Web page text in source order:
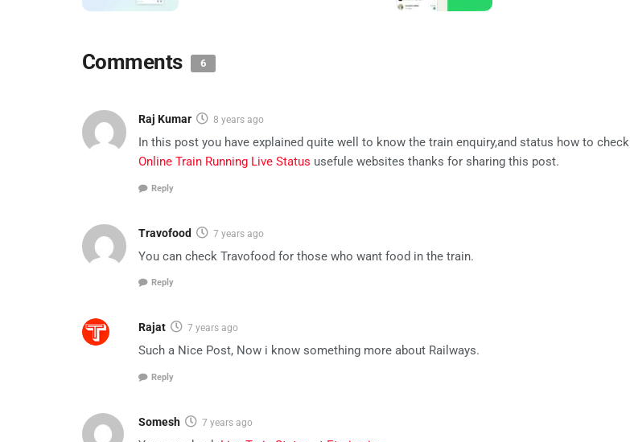
Comments 6
Raj Kumar 8 years ago
In this post you have explained quite well to know the train enquiry,and status how to check
Online Train Running Live Status usefule websites thanks for sharing this post.
Reply
Travofood 7 years ago
You can check Travofood for those who want food in the train.
Reply
Rajat 7 years ago
Such a Nice Post, Now i know something more about Railways.
Reply
Somesh 7 years ago